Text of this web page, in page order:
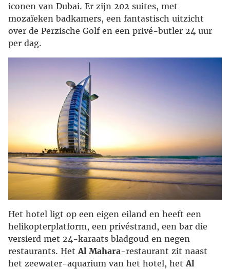
iconen van Dubai. Er zijn 202 suites, met
mozaïeken badkamers, een fantastisch uitzicht
over de Perzische Golf en een privé-butler 24 uur
per dag.
Het hotel ligt op een eigen eiland en heeft een
helikopterplatform, een privéstrand, een bar die
versierd met 24-karaats bladgoud en negen
restaurants. Het Al Mahara-restaurant zit naast
het zeewater-aquarium van het hotel, het Al